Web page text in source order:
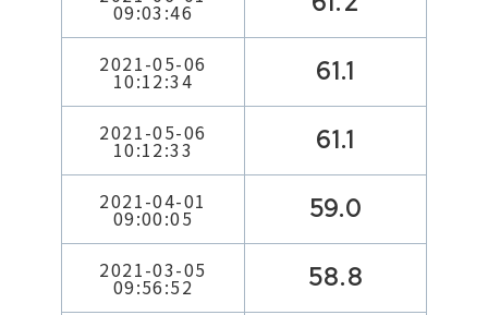
09:03:46
2021-05-06
10:12:34 61.1
2021-05-06
10:12:33 61.1
2021-04-01
09:00:05 59.0
2021-03-05
09:56:52 58.8